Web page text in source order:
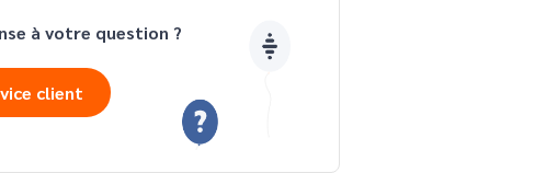
à votre question ?
client